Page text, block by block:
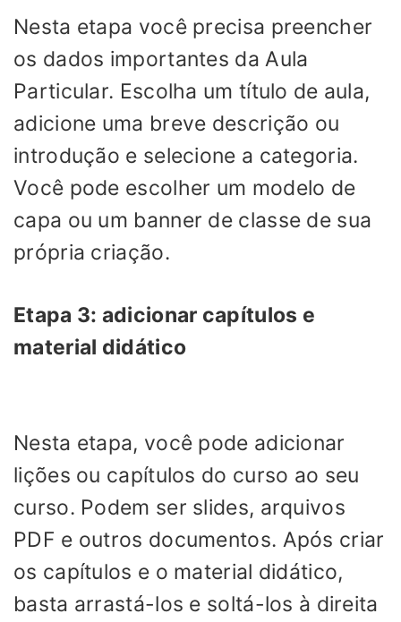
Nesta etapa você precisa preencher
os dados importantes da Aula
Particular. Escolha um título de aula,
adicione uma breve descrição ou
introdução e selecione a categoria.
Você pode escolher um modelo de
capa ou um banner de classe de sua
própria criação.
Etapa 3: adicionar capítulos e
material didático
Nesta etapa, você pode adicionar
lições ou capítulos do curso ao seu
curso. Podem ser slides, arquivos
PDF e outros documentos. Após criar
os capítulos e o material didático,
basta arrastá-los e soltá-los à direita